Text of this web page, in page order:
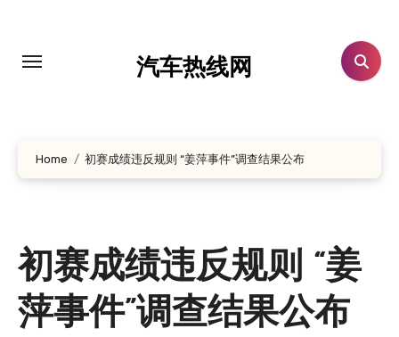
汽车热线网
Home 初赛成绩违反规则 “姜萍事件”调查结果公布
初赛成绩违反规则 “姜
萍事件”调查结果公布